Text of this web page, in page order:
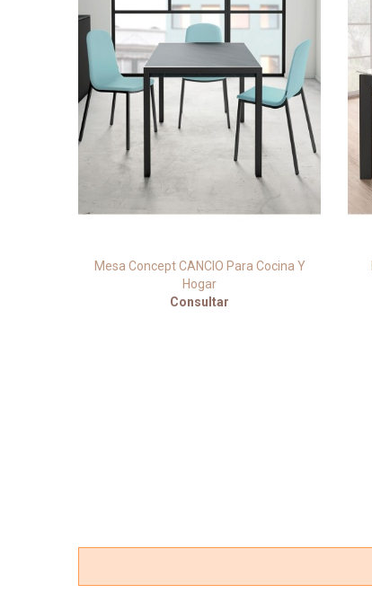
Mesa Concept CANCIO Para Cocina Y
Hogar
Consultar